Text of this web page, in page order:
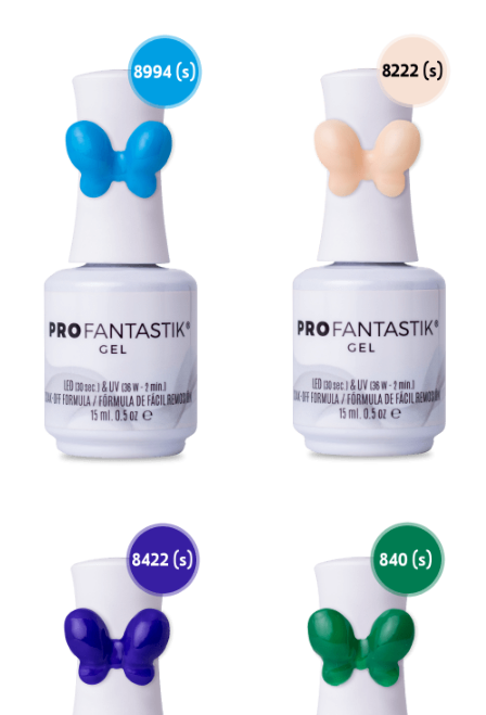
Baby Girl
Love Letter
Minimalistik
Whites
Bad Girl
Gel Paint
Gel Puff
Easy Stamp Gel
Arte Coreano
Liners de Diseño
Happy Refective